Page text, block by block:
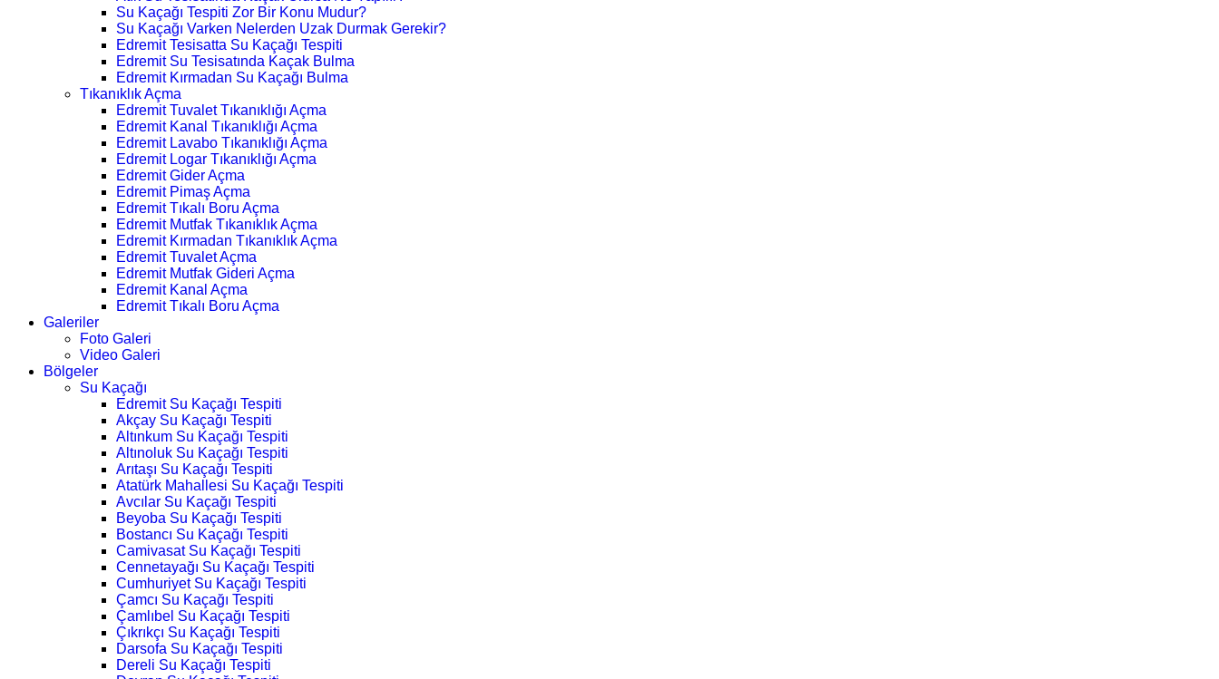
Su Kaçağı Tespiti Zor Bir Konu Mudur?
Su Kaçağı Varken Nelerden Uzak Durmak Gerekir?
Edremit Tesisatta Su Kaçağı Tespiti
Edremit Su Tesisatında Kaçak Bulma
Edremit Kırmadan Su Kaçağı Bulma
Tıkanıklık Açma
Edremit Tuvalet Tıkanıklığı Açma
Edremit Kanal Tıkanıklığı Açma
Edremit Lavabo Tıkanıklığı Açma
Edremit Logar Tıkanıklığı Açma
Edremit Gider Açma
Edremit Pimaş Açma
Edremit Tıkalı Boru Açma
Edremit Mutfak Tıkanıklık Açma
Edremit Kırmadan Tıkanıklık Açma
Edremit Tuvalet Açma
Edremit Mutfak Gideri Açma
Edremit Kanal Açma
Edremit Tıkalı Boru Açma
Galeriler
Foto Galeri
Video Galeri
Bölgeler
Su Kaçağı
Edremit Su Kaçağı Tespiti
Akçay Su Kaçağı Tespiti
Altınkum Su Kaçağı Tespiti
Altınoluk Su Kaçağı Tespiti
Arıtaşı Su Kaçağı Tespiti
Atatürk Mahallesi Su Kaçağı Tespiti
Avcılar Su Kaçağı Tespiti
Beyoba Su Kaçağı Tespiti
Bostancı Su Kaçağı Tespiti
Camivasat Su Kaçağı Tespiti
Cennetayağı Su Kaçağı Tespiti
Cumhuriyet Su Kaçağı Tespiti
Çamcı Su Kaçağı Tespiti
Çamlıbel Su Kaçağı Tespiti
Çıkrıkçı Su Kaçağı Tespiti
Darsofa Su Kaçağı Tespiti
Dereli Su Kaçağı Tespiti